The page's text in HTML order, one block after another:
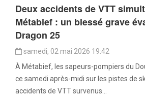
Deux accidents de VTT
Métabief : un blessé grave
Dragon 25
samedi, 02 mai 2026 19:42
À Métabief, les sapeurs-pompiers du
ce samedi après-midi sur les pistes de
accidents de VTT survenus...